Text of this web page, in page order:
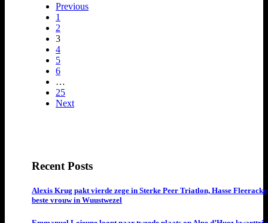
Previous
1
2
3
4
5
6
…
25
Next
Recent Posts
Alexis Krug pakt vierde zege in Sterke Peer Triatlon, Hasse
beste vrouw in Wuustwezel